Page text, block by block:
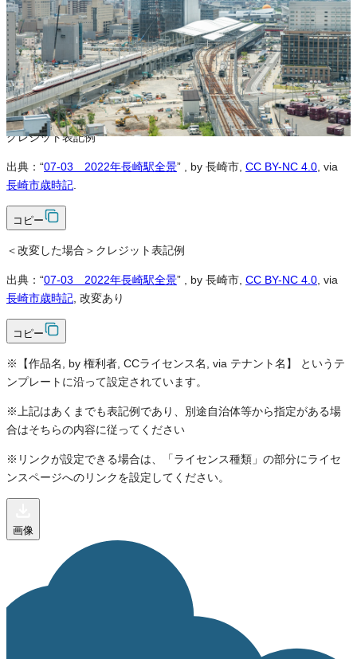
不可
改変
可
クレジット表記
必須
クレジット表記例
出典：“07-03 2022年長崎駅全景” , by 長崎市, CC BY-NC 4.0 , via
長崎市歳時記
コピー
＜改変した場合＞クレジット表記例
出典：“07-03 2022年長崎駅全景” , by 長崎市, CC BY-NC 4.0 , via
長崎市歳時記 , 改変あり
コピー
※【作品名, by 権利者, CCライセンス名, via テナント名】 というテ
ンプレートに沿って設定されています。
※上記はあくまでも表記例であり、別途自治体等から指定がある場
合はそちらの内容に従ってください
※リンクが設定できる場合は、「ライセンス種類」の部分にライセ
ンスページへのリンクを設定してください。
画像